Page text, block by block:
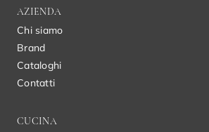
AZIENDA
Chi siamo
Brand
Cataloghi
Contatti
CUCINA